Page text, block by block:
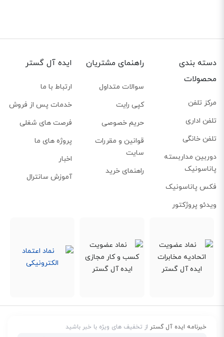
دسته بندی
محصولات
مرکز تلفن
تلفن اداری
تلفن خانگی
دوربین مداربسته
پاناسونیک
فکس پاناسونیک
ویدئو پروژکتور
راهنمای مشتریان
سوالات متداول
کپی رایت
حریم خصوصی
قوانین و مقررات
سایت
راهنمای خرید
ایده آل گستر
ارتباط با ما
خدمات پس از فروش
فرصت های شغلی
پروژه های ما
اخبار
آموزش سانترال
خبرنامه ایده آل گستراز تخفیف های ویژه با خبر باشید